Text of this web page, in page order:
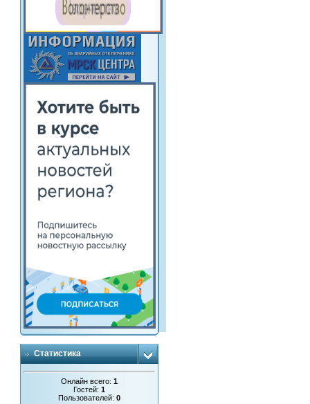
Статистика
Онлайн всего:1
Гостей:1
Пользователей:0